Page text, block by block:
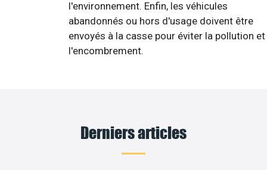
l'environnement. Enfin, les véhicules
abandonnés ou hors d'usage doivent être
envoyés à la casse pour éviter la pollution et
l'encombrement.
Derniers articles